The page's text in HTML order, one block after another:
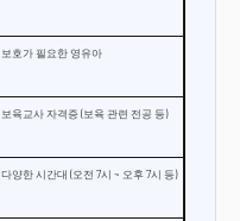
보호가 필요한 영유아
보육교사 자격증 (보육 관련 전공 등)
다양한 시간대 (오전 7시 ~ 오후 7시 등)